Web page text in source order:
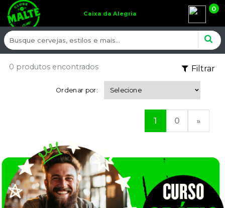
Caixa da Alegria
0
Filtrar
0 produtos encontrados
Ordenar por:
1 0 »